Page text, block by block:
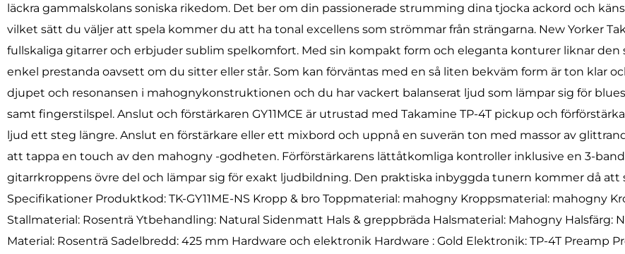
läckra gammalskolans soniska rikedom. Det ber om din passionerade strumming dina tjocka ackord och
vilket sätt du väljer att spela kommer du att ha tonal excellens som strömmar från strängarna. New Yorker
fullskaliga gitarrer och erbjuder sublim spelkomfort. Med sin kompakt form och eleganta konturer liknar den
enkel prestanda oavsett om du sitter eller står. Som kan förväntas med en så liten bekväm form är ton klar
djupet och resonansen i mahognykonstruktionen och du har vackert balanserat ljud som lämpar sig för
samt fingerstilspel. Anslut och förstärkaren GY11MCE är utrustad med Takamine TP-4T pickup och
ljud ett steg längre. Anslut en förstärkare eller ett mixbord och uppnå en suverän ton med massor av
att tappa en touch av den mahogny -godheten. Förförstärkarens lättåtkomliga kontroller inklusive en 3-
gitarrkroppens övre del och lämpar sig för exakt ljudbildning. Den praktiska inbyggda tunern kommer då att
Specifikationer Produktkod: TK-GY11ME-NS Kropp & bro Toppmaterial: mahogny Kroppsmaterial: mahogny
Stallmaterial: Rosenträ Ytbehandling: Natural Sidenmatt Hals & greppbräda Halsmaterial: Mahogny Halsfärg:
Material: Rosenträ Sadelbredd: 425 mm Hardware och elektronik Hardware : Gold Elektronik: TP-4T Preamp